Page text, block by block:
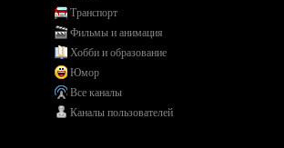
Транспорт
Фильмы и анимация
Хобби и образование
Юмор
Все каналы
Каналы пользователей